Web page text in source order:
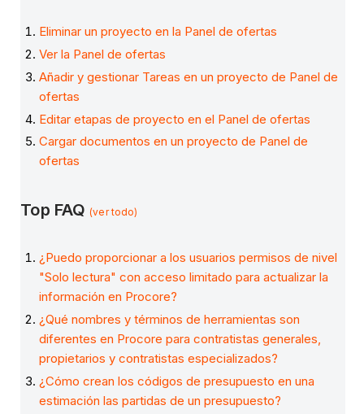
Eliminar un proyecto en la Panel de ofertas
Ver la Panel de ofertas
Añadir y gestionar Tareas en un proyecto de Panel de
ofertas
Editar etapas de proyecto en el Panel de ofertas
Cargar documentos en un proyecto de Panel de
ofertas
Top FAQ(ver todo)
¿Puedo proporcionar a los usuarios permisos de nivel
"Solo lectura" con acceso limitado para actualizar la
información en Procore?
¿Qué nombres y términos de herramientas son
diferentes en Procore para contratistas generales,
propietarios y contratistas especializados?
¿Cómo crean los códigos de presupuesto en una
estimación las partidas de un presupuesto?